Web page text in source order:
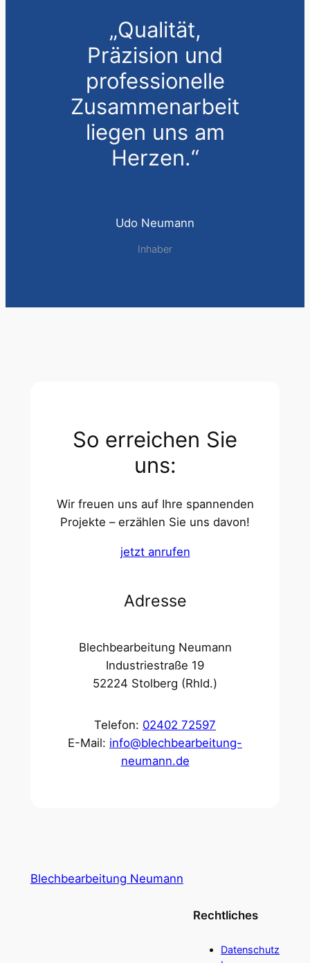
„Qualität,
Präzision und
professionelle
Zusammenarbeit
liegen uns am
Herzen.“
Udo Neumann
Inhaber
So erreichen Sie
uns:
Wir freuen uns auf Ihre spannenden
Projekte – erzählen Sie uns davon!
jetzt anrufen
Adresse
Blechbearbeitung Neumann
Industriestraße 19
52224 Stolberg (Rhld.)
Telefon: 02402 72597
E-Mail: info@blechbearbeitung-
neumann.de
Blechbearbeitung Neumann
Rechtliches
Datenschutz